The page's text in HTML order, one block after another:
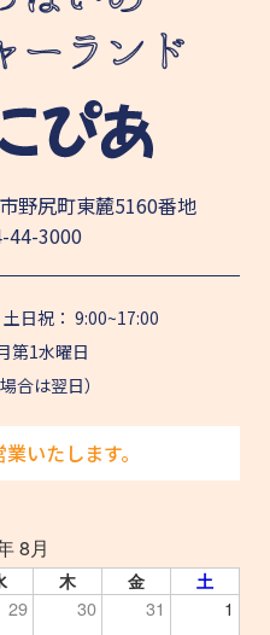
野尻町東麓5160番地
44-3000
日祝： 9:00~17:00
第1水曜日
合は翌日）
いたします。
8月
木 金 土
29 30 31
1